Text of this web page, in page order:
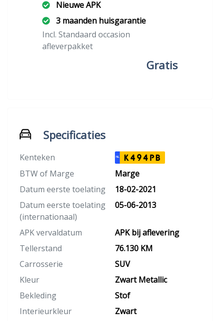
Nieuwe APK
3 maanden huisgarantie
Incl. Standaard occasion
afleverpakket
Gratis
Specificaties
Kenteken NL K494PB
BTW of Marge
Marge
Datum eerste toelating
18-02-2021
Datum eerste toelating
(internationaal)
05-06-2013
APK vervaldatum
APK bij aflevering
Tellerstand
76.130 KM
Carrosserie
SUV
Kleur
Zwart Metallic
Bekleding
Stof
Interieurkleur
Zwart